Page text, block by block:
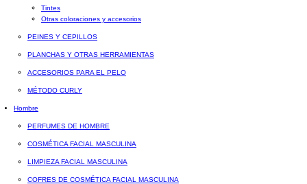
Tintes
Otras coloraciones y accesorios
PEINES Y CEPILLOS
PLANCHAS Y OTRAS HERRAMIENTAS
ACCESORIOS PARA EL PELO
MÉTODO CURLY
Hombre
PERFUMES DE HOMBRE
COSMÉTICA FACIAL MASCULINA
LIMPIEZA FACIAL MASCULINA
COFRES DE COSMÉTICA FACIAL MASCULINA